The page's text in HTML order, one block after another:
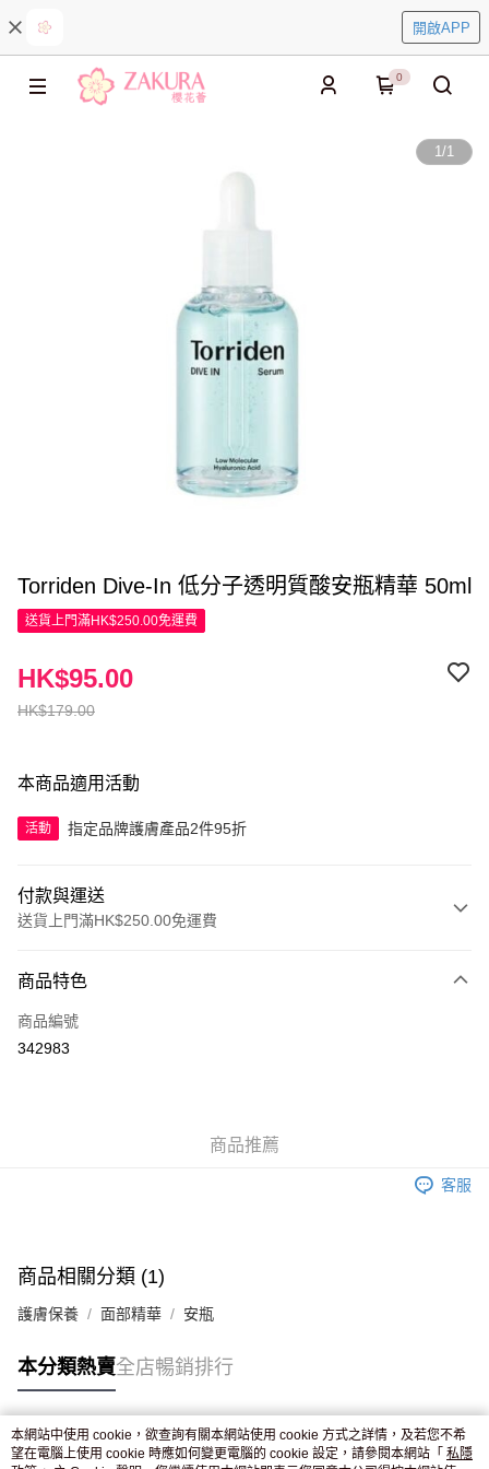
開啟APP
0
1/1
Torriden Dive-In 低分子透明質酸安瓶精華 50ml
送貨上門滿HK$250.00免運費
HK$179.00
HK$95.00
本商品適用活動
活動 指定品牌護膚產品2件95折
付款與運送
送貨上門滿HK$250.00免運費
信用卡
Apple Pay
付款後門市自取，訂單確認後2-4個工作天到店，7天內取。逾期後
商品特色
商品編號
342983
商品推薦
客服
商品相關分類 (1)
護膚保養 面部精華 安瓶
本分類熱賣全店暢銷排行
熱門標籤
本網站中使用 cookie，欲查詢有關本網站使用 cookie 方式之詳情，及若您不希
望在電腦上使用 cookie 時應如何變更電腦的 cookie 設定，請參閱本網站「 私隱